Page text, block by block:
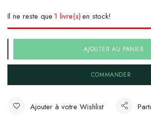
Il ne reste que 1 livre(s)en stock!
AJOUTER AU PANIER
COMMANDER
Ajouter à votre Wishlist